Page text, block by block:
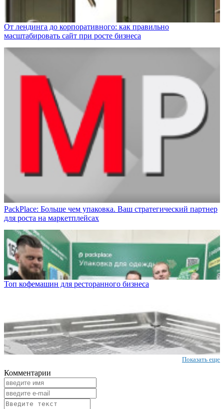
От лендинга до корпоративного: как правильно
масштабировать сайт при росте бизнеса
PackPlace: Больше чем упаковка. Ваш стратегический партнер
для роста на маркетплейсах
Топ кофемашин для ресторанного бизнеса
Показать еще
Комментарии